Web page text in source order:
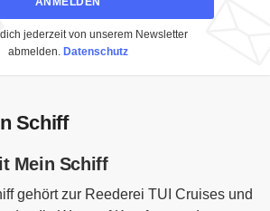
jederzeit von unserem Newsletter
abmelden. Datenschutz
Schiff
Mein Schiff
gehört zur Reederei TUI Cruises und